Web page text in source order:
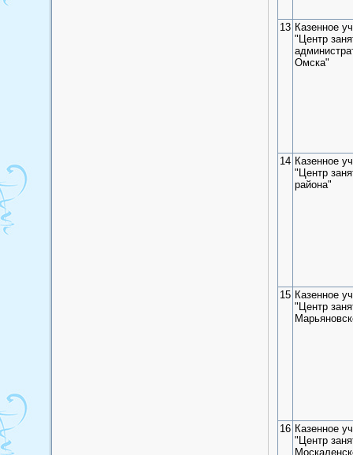
13 Казенное
"Центр
Омска"
14 Казенное
"Центр
района"
15 Казенное
"Центр
16 Казенное
"Центр